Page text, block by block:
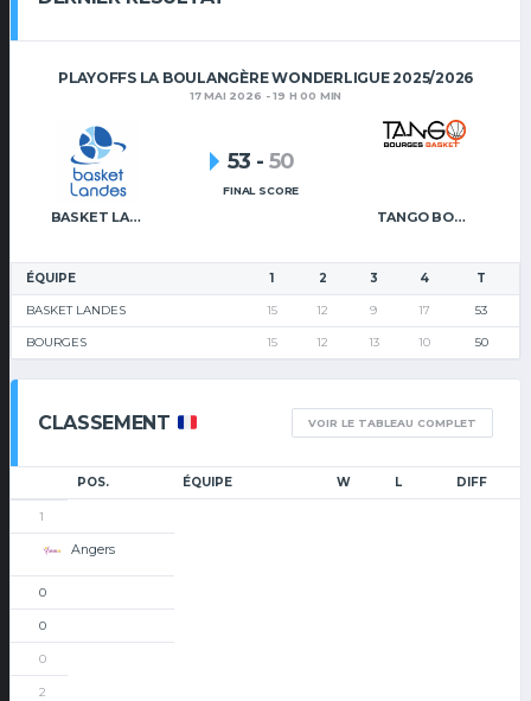
PLAYOFFS LA BOULANGÈRE WONDERLIGUE 2025/2026
17 MAI 2026 - 19 H 00 MIN
BASKET LANDES TANGO BOURGES BASKET
53 - 50
FINAL SCORE
ÉQUIPE 1 2 3 4 T
BASKET LANDES 15 12 9 17 53
BOURGES 15 12 13 10 50
CLASSEMENT VOIR LE TABLEAU COMPLET
POS. ÉQUIPE W L DIFF
1
Angers
0
0
0
2